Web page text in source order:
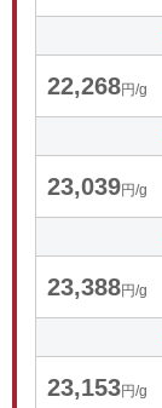
22,268円/g
23,039円/g
23,388円/g
23,153円/g